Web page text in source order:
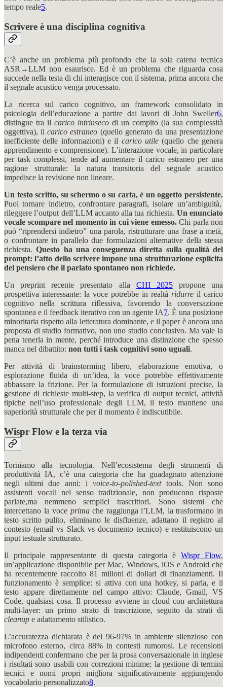
tempo reale5.
Scrivere è una disciplina cognitiva
C’è anche un problema più profondo che la sola catena tecnica
ASR→LLM non esaurisce. Ed è un problema che riguarda cosa
succede nella testa di chi interagisce con il sistema, prima ancora che
il segnale acustico venga processato.
La ricerca sul carico cognitivo, un framework consolidato in
psicologia dell’educazione a partire dai lavori di John Sweller6,
distingue tra il carico intrinseco di un compito (la sua complessità
oggettiva), ilcarico estraneo (quello generato da una presentazione
inefficiente delle informazioni) e il carico utile (quello che genera
apprendimento e comprensione). L’interazione vocale, in particolare
per task complessi, tende ad aumentare il carico estraneo per una
ragione strutturale: la natura transitoria del segnale acustico
impedisce la revisione non lineare.
Un testo scritto, su schermo o su carta, è un oggetto persistente.
Puoi tornare indietro, confrontare paragrafi, isolare un’ambiguità,
rileggere l’output dell’LLM accanto alla tua richiesta. Un enunciato
vocale scompare nel momento in cui viene emesso.Chi parla non
può “riprendersi indietro” una parola, ristrutturare una frase a metà,
o confrontare in parallelo due formulazioni alternative della stessa
richiesta.Questo ha una conseguenza diretta sulla qualità del
prompt: l’atto dello scrivere impone una strutturazione esplicita
del pensiero che il parlato spontaneo non richiede.
Un preprint recente presentato alla CHI 2025propone una
prospettiva interessante: la voce potrebbe in realtà ridurre il carico
cognitivo nella scrittura riflessiva, favorendo la conversazione
spontanea e il feedback iterativo con un agente IA7. È una posizione
minoritaria rispetto alla letteratura dominante, e il paper è ancora una
proposta di studio formativo, non uno studio conclusivo. Ma vale la
pena tenerla in mente, perché introduce una distinzione che spesso
manca nel dibattito: non tutti i task cognitivi sono uguali.
Per attività di brainstorming libero, elaborazione emotiva, o
esplorazione fluida di un’idea, la voce potrebbe effettivamente
abbassare la frizione. Per la formulazione di istruzioni precise, la
gestione di richieste multi-step, la verifica di output tecnici, attività
tipiche nell’uso professionale degli LLM, il testo mantiene una
superiorità strutturale che per il momento è indiscutibile.
Wispr Flow e la terza via
Torniamo alla tecnologia. Nell’ecosistema degli strumenti di
produttività IA, c’è una categoria che ha guadagnato attenzione
negli ultimi due anni: i voice-to-polished-texttools. Non sono
assistenti vocali nel senso tradizionale, non producono risposte
parlate,ma nemmeno semplici trascrittori. Sono sistemi che
intercettano la voce primache raggiunga l’LLM, la trasformano in
testo scritto pulito, eliminano le disfluenze, adattano il registro al
contesto (email vs Slack vs documento tecnico) e restituiscono un
input testuale strutturato.
Il principale rappresentante di questa categoria è Wispr Flow,
un’applicazione disponibile per Mac, Windows, iOS e Android che
ha recentemente raccolto 81 milioni di dollari di finanziamenti. Il
funzionamento è semplice: si attiva con una hotkey, si parla, e il
testo appare direttamente nel campo attivo: Claude, Gmail, VS
Code, qualsiasi cosa. Il processo avviene in cloud con architettura
multi-layer: un primo strato di trascrizione, seguito da strati di
cleanup e adattamento stilistico.
L’accuratezza dichiarata è del 96-97% in ambiente silenzioso con
microfono esterno, circa 88% in contesti rumorosi. Le recensioni
indipendenti confermano che per la prosa conversazionale in inglese
i risultati sono usabili con correzioni minime; la gestione di termini
tecnici e nomi propri migliora significativamente aggiungendo
vocabolario personalizzato8.